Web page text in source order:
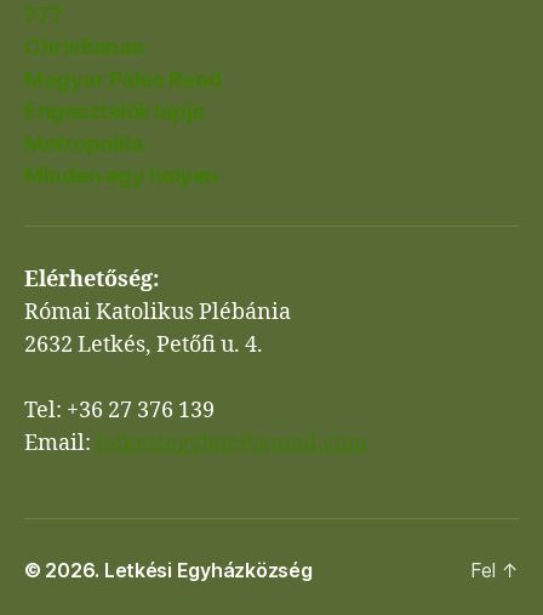
777
Christianae
Magyar Pálos Rend
Engesztelők lapja
Metropolita
Minden egy helyen
Elérhetőség:
Római Katolikus Plébánia
2632 Letkés, Petőfi u. 4.
Tel: +36 27 376 139
Email: letkesiegyhaz@gmail.com
© 2026. Letkési Egyházközség Fel ↑